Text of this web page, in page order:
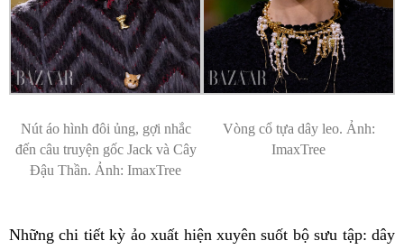
Nút áo hình đôi ủng, gợi nhắc
đến câu truyện gốc Jack và Cây
Đậu Thần. Ảnh: ImaxTree
Vòng cổ tựa dây leo. Ảnh:
ImaxTree
Những chi tiết kỳ ảo xuất hiện xuyên suốt bộ sưu tập: dây